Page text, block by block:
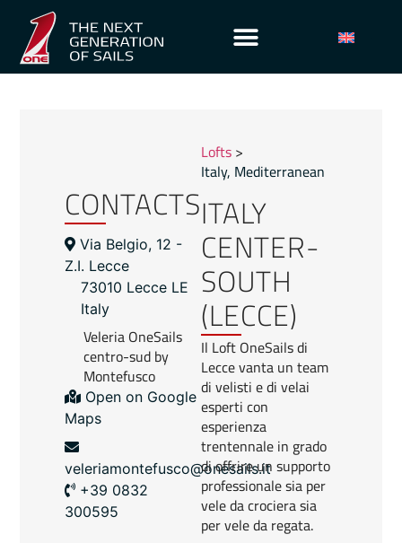
CONTACTS
Via Belgio, 12 -
Z.I. Lecce
73010 Lecce LE
Italy
Veleria OneSails
centro-sud by
Montefusco
Open on Google
Maps
veleriamontefusco@onesails.it
+39 0832
300595
Lofts>
Italy, Mediterranean
ITALY
CENTER-
SOUTH
(LECCE)
Il Loft OneSails di
Lecce vanta un team
di velisti e di velai
esperti con
esperienza
trentennale in grado
di offrire un supporto
professionale sia per
vele da crociera sia
per vele da regata.